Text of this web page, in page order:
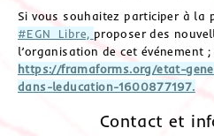
Si vous souhaitez participer à la
#EGN_Libre, proposer des
l’organisation de cet événement ;
https://framaforms.org/etat-
dans-leducation-1600877197.
Contact et